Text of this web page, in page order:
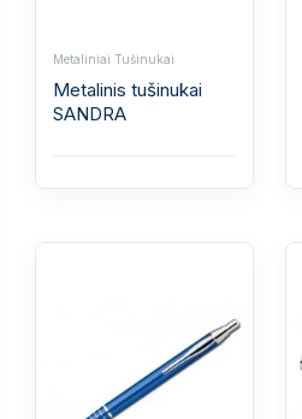
Metaliniai Tušinukai
Metalinis tušinukai
SANDRA